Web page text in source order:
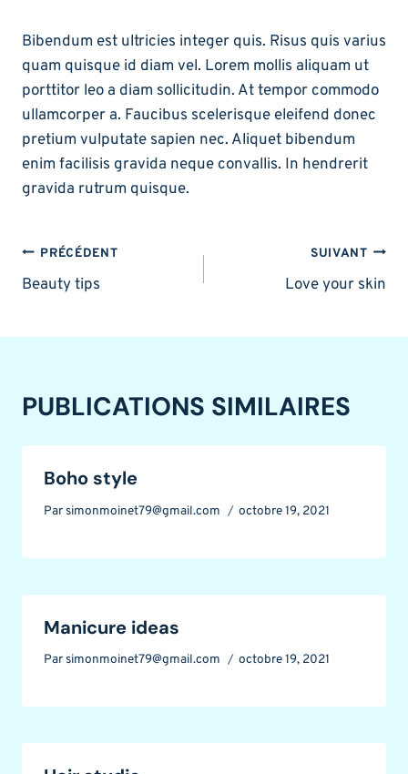
Bibendum est ultricies integer quis. Risus quis varius
quam quisque id diam vel. Lorem mollis aliquam ut
porttitor leo a diam sollicitudin. At tempor commodo
ullamcorper a. Faucibus scelerisque eleifend donec
pretium vulputate sapien nec. Aliquet bibendum
enim facilisis gravida neque convallis. In hendrerit
gravida rutrum quisque.
NAVIGATION
DE
PRÉCÉDENT
Beauty tips
SUIVANT
Love your skin
PUBLICATIONS SIMILAIRES
Boho style
Parsimonmoinet79@gmail.com octobre 19, 2021
Manicure ideas
Parsimonmoinet79@gmail.com octobre 19, 2021